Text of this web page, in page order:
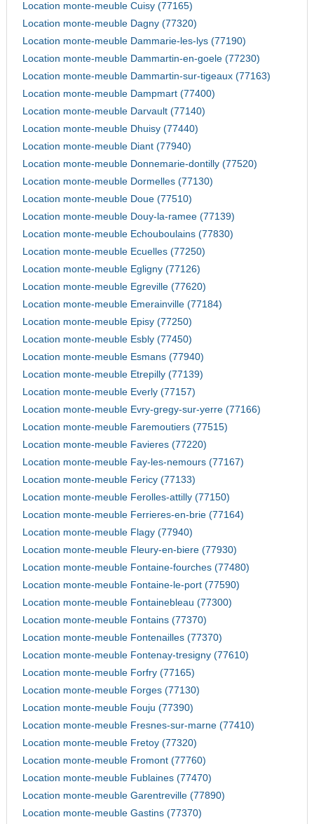
Location monte-meuble Cuisy (77165)
Location monte-meuble Dagny (77320)
Location monte-meuble Dammarie-les-lys (77190)
Location monte-meuble Dammartin-en-goele (77230)
Location monte-meuble Dammartin-sur-tigeaux (77163)
Location monte-meuble Dampmart (77400)
Location monte-meuble Darvault (77140)
Location monte-meuble Dhuisy (77440)
Location monte-meuble Diant (77940)
Location monte-meuble Donnemarie-dontilly (77520)
Location monte-meuble Dormelles (77130)
Location monte-meuble Doue (77510)
Location monte-meuble Douy-la-ramee (77139)
Location monte-meuble Echouboulains (77830)
Location monte-meuble Ecuelles (77250)
Location monte-meuble Egligny (77126)
Location monte-meuble Egreville (77620)
Location monte-meuble Emerainville (77184)
Location monte-meuble Episy (77250)
Location monte-meuble Esbly (77450)
Location monte-meuble Esmans (77940)
Location monte-meuble Etrepilly (77139)
Location monte-meuble Everly (77157)
Location monte-meuble Evry-gregy-sur-yerre (77166)
Location monte-meuble Faremoutiers (77515)
Location monte-meuble Favieres (77220)
Location monte-meuble Fay-les-nemours (77167)
Location monte-meuble Fericy (77133)
Location monte-meuble Ferolles-attilly (77150)
Location monte-meuble Ferrieres-en-brie (77164)
Location monte-meuble Flagy (77940)
Location monte-meuble Fleury-en-biere (77930)
Location monte-meuble Fontaine-fourches (77480)
Location monte-meuble Fontaine-le-port (77590)
Location monte-meuble Fontainebleau (77300)
Location monte-meuble Fontains (77370)
Location monte-meuble Fontenailles (77370)
Location monte-meuble Fontenay-tresigny (77610)
Location monte-meuble Forfry (77165)
Location monte-meuble Forges (77130)
Location monte-meuble Fouju (77390)
Location monte-meuble Fresnes-sur-marne (77410)
Location monte-meuble Fretoy (77320)
Location monte-meuble Fromont (77760)
Location monte-meuble Fublaines (77470)
Location monte-meuble Garentreville (77890)
Location monte-meuble Gastins (77370)